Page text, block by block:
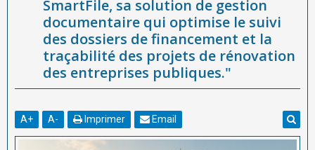
SmartFile, sa solution de gestion
documentaire qui optimise le suivi
des dossiers de financement et la
traçabilité des projets de rénovation
des entreprises publiques."
A+ A- Imprimer Email